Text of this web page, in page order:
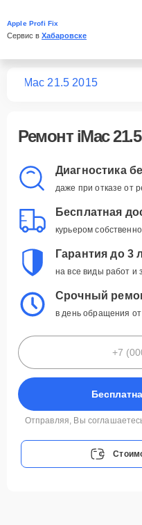
Apple Profi Fix
Сервис в Хабаровске
iMac 21.5 2015
Ремонт iMac
Диагностика
даже при отказе от
Бесплатная
курьером
Гарантия до 3
на все виды работ и
Срочный
в день обращения
Отправляя, Вы